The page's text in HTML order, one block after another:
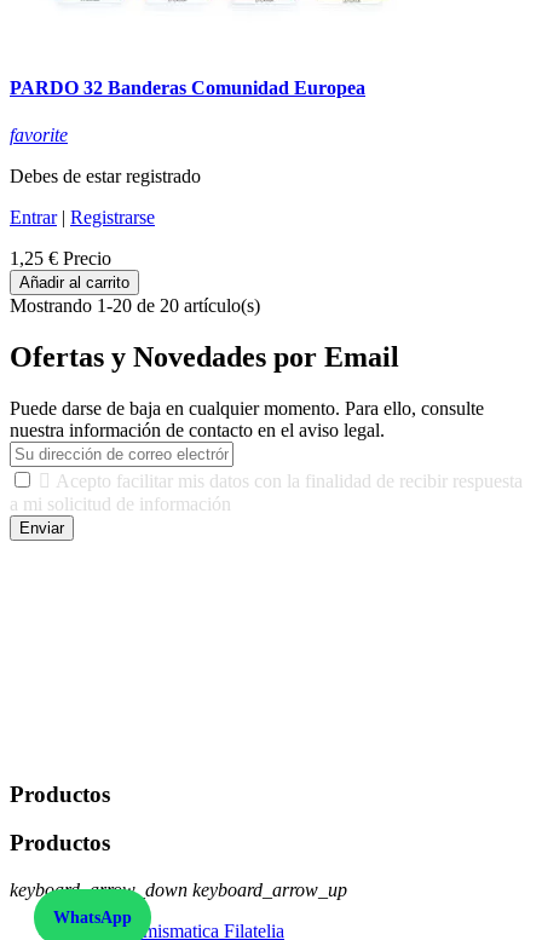
PARDO 32 Banderas Comunidad Europea
favorite
Debes de estar registrado
Entrar| Registrarse
1,25 € Precio
Añadir al carrito
Mostrando 1-20 de 20 artículo(s)
Ofertas y Novedades por Email
Puede darse de baja en cualquier momento. Para ello, consulte
nuestra información de contacto en el aviso legal.
 Acepto facilitar mis datos con la finalidad de recibir respuesta
a mi solicitud de información
Enviar
Productos
Productos
keyboard_arrow_down keyboard_arrow_up
Ofertas Numismatica Filatelia
WhatsApp